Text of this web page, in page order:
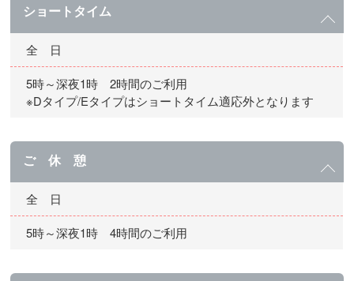
ショートタイム
全 日
5時～深夜1時 2時間のご利用
※Dタイプ/Eタイプはショートタイム適応外となります
ご 休 憩
全 日
5時～深夜1時 4時間のご利用